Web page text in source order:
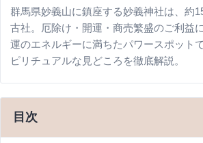
群馬県妙義山に鎮座する妙義神社は、約
古社。厄除け・開運・商売繁盛のご利益
運のエネルギーに満ちたパワースポット
ピリチュアルな見どころを徹底解説。
目次